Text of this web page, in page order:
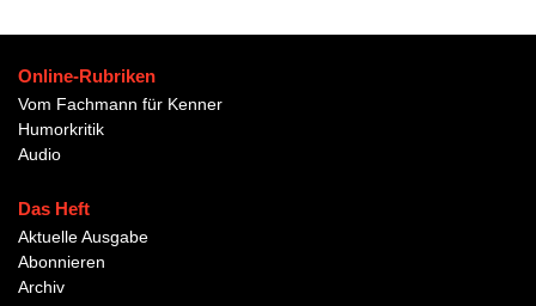
Online-Rubriken
Vom Fachmann für Kenner
Humorkritik
Audio
Das Heft
Aktuelle Ausgabe
Abonnieren
Archiv